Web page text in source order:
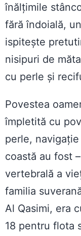
înălțimile
fără îndoială,
ispitește
nisipuri de
cu perle și
Povestea
împletită cu
perle,
coastă au fost
vertebrală a
familia
Al Qasimi, era
18 pentru flota